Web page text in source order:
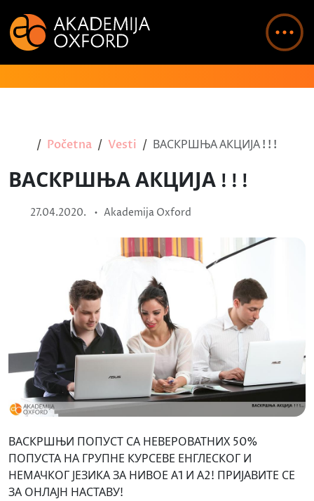
Početna Vesti ВАСКРШЊА АКЦИЈА ! ! !
ВАСКРШЊА АКЦИЈА ! ! !
27.04.2020. • Akademija Oxford
ВАСКРШЊИ ПОПУСТ СА НЕВЕРОВАТНИХ 50%
ПОПУСТА НА ГРУПНЕ КУРСЕВЕ ЕНГЛЕСКОГ И
НЕМАЧКОГ ЈЕЗИКА ЗА НИВОЕ А1 И А2! ПРИЈАВИТЕ СЕ
ЗА ОНЛАЈН НАСТАВУ!